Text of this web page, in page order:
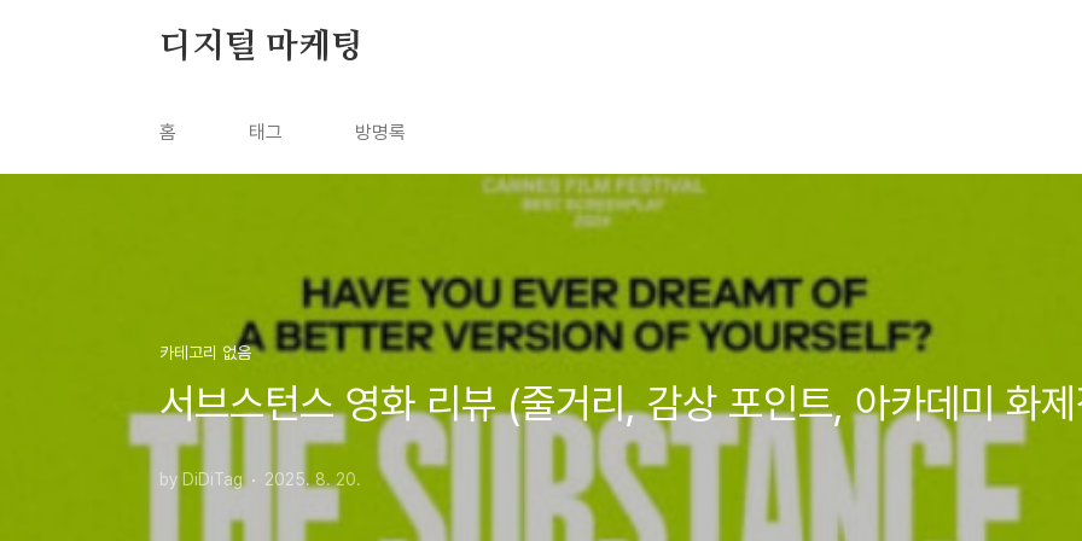
디지털 마케팅
홈 태그 방명록
카테고리 없음
서브스턴스 영화 리뷰 (줄거리, 감상 포인트, 아카데미 화
by DiDiTag 2025. 8. 20.